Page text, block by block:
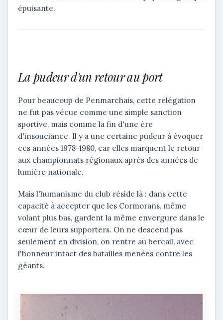
épuisante.
La pudeur d'un retour au port
Pour beaucoup de Penmarchais, cette relégation
ne fut pas vécue comme une simple sanction
sportive, mais comme la fin d'une ère
d'insouciance. Il y a une certaine pudeur à évoquer
ces années 1978-1980, car elles marquent le retour
aux championnats régionaux après des années de
lumière nationale.
Mais l'humanisme du club réside là : dans cette
capacité à accepter que les Cormorans, même
volant plus bas, gardent la même envergure dans le
cœur de leurs supporters. On ne descend pas
seulement en division, on rentre au bercail, avec
l'honneur intact des batailles menées contre les
géants.